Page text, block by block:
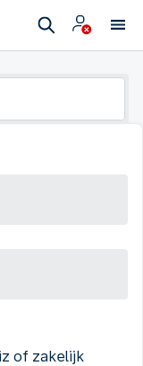
of zakelijk